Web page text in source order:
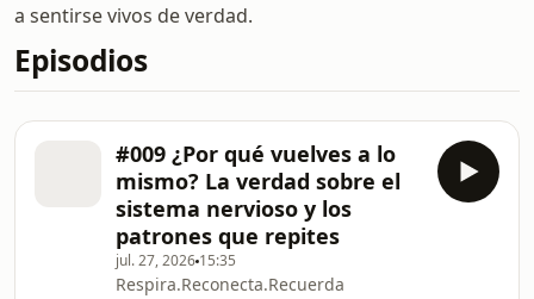
a sentirse vivos de verdad.
Episodios
#009 ¿Por qué vuelves a lo
mismo? La verdad sobre el
sistema nervioso y los
patrones que repites
jul. 27, 2026 15:35
Respira.Reconecta.Recuerda